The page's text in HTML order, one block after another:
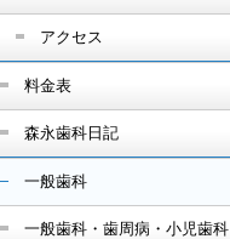
アクセス
料金表
森永歯科日記
一般歯科
一般歯科・歯周病・小児歯科